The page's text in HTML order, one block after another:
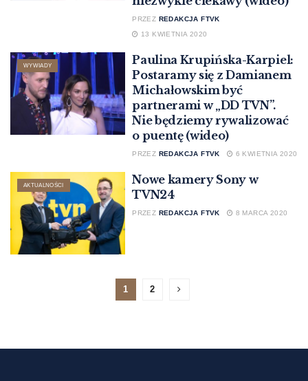
PRZEZ REDAKCJA FTVK
13 KWIETNIA 2020
WYWIADY
Paulina Krupińska-Karpiel:
Postaramy się z Damianem
Michałowskim być
partnerami w „DD TVN”.
Nie będziemy rywalizować
o puentę (wideo)
PRZEZ REDAKCJA FTVK 6 KWIETNIA 2020
AKTUALNOŚCI
Nowe kamery Sony w
TVN24
PRZEZ REDAKCJA FTVK 8 MARCA 2020
1 2